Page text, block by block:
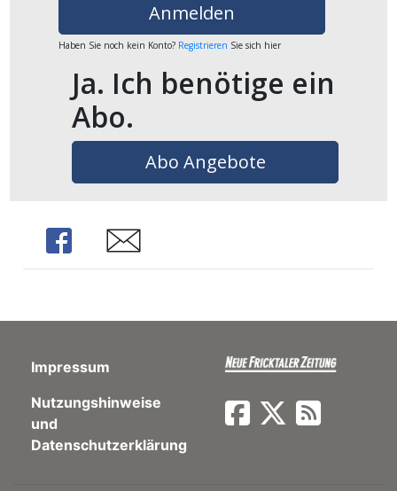
Anmelden
Haben Sie noch kein Konto? Registrieren Sie sich hier
Ja. Ich benötige ein
Abo.
Abo Angebote
Share Share
Impressum
Nutzungshinweise
und
Datenschutzerklärung